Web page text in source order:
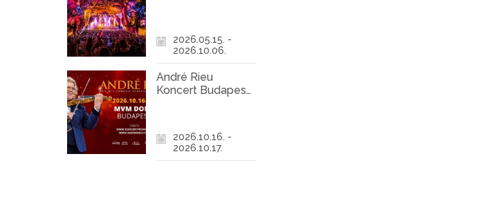
2026.05.15. -
2026.10.06.
André Rieu
Koncert Budapest
2026.10.16. -
2026.10.17.